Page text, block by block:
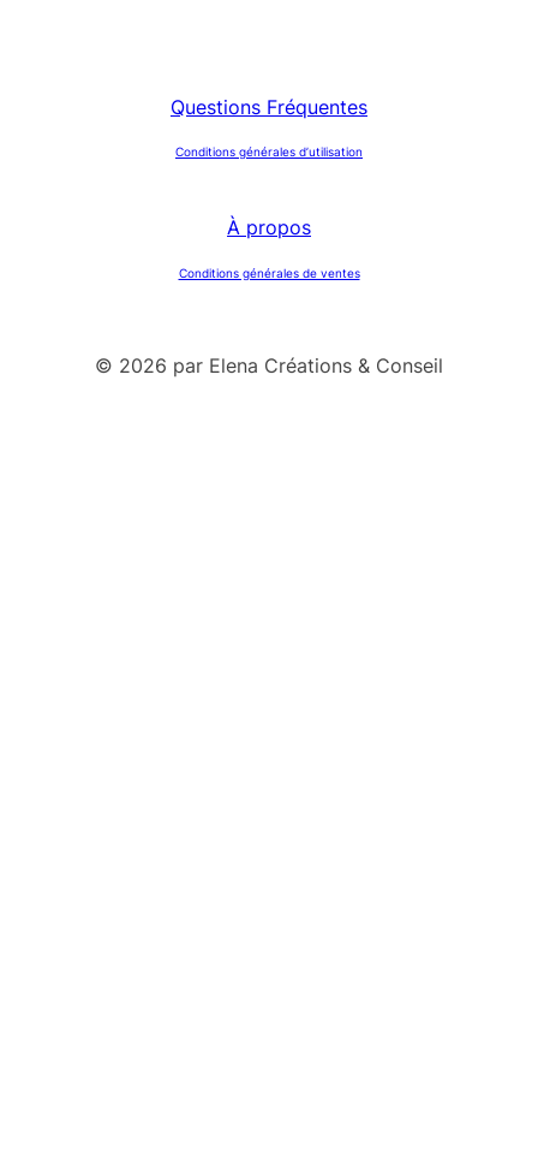
Questions Fréquentes
Conditions générales d’utilisation
À propos
Conditions générales de ventes
© 2026 par Elena Créations & Conseil